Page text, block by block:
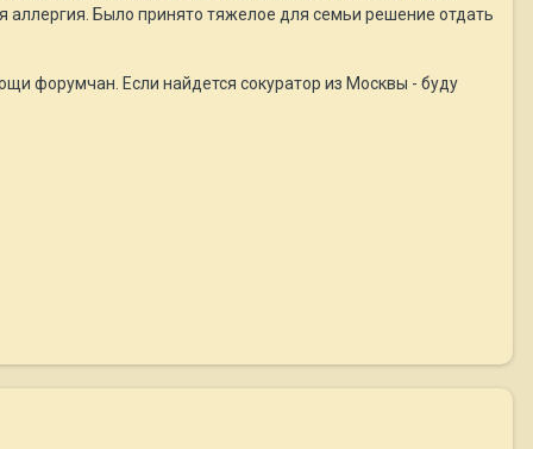
аллергия. Было принято тяжелое для семьи решение отдать
форумчан. Если найдется сокуратор из Москвы - буду